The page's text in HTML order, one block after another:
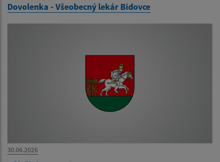
Dovolenka - Všeobecný lekár Bidovce
30.06.2026